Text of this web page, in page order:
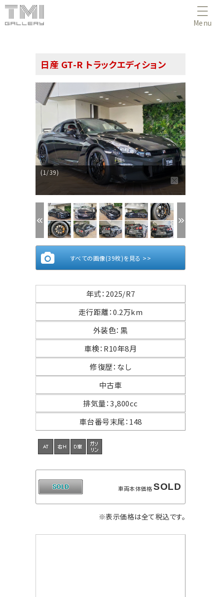
Menu
日産 GT-R トラックエディション
(1/39)
すべての画像(39枚)を見る >>
年式： 2025/R7
走行距離：0.2万km
外装色： 黒
車検： R10年8月
修復歴： なし
中古車
排気量：3,800cc
車台番号末尾： 148
車両本体価格SOLD
※表示価格は全て税込です。